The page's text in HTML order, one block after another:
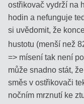
ostřikovač vydrží na
hodin a nefunguje
si uvědomit, že
hustotu (menší než
=> mísení tak není
může snadno stát,
směs v ostřikovači
nočním mrznutí ke
Vyhľadávanie